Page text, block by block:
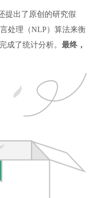
提出了原创的研究假
处理（NLP）算法来衡
成了统计分析。 最终，